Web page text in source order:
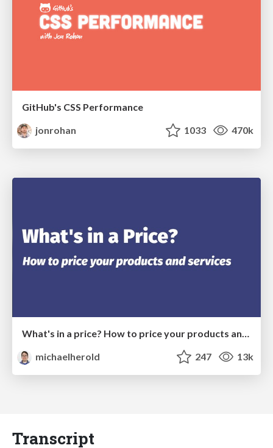
GitHub's CSS Performance
jonrohan
1033 470k
What's in a price? How to price your products and services
michaelherold
247 13k
Transcript